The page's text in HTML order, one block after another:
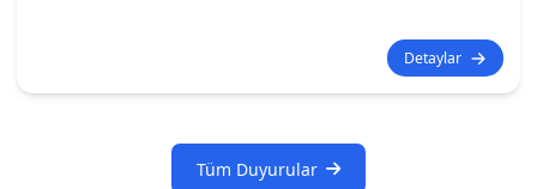
Detaylar
Tüm Duyurular